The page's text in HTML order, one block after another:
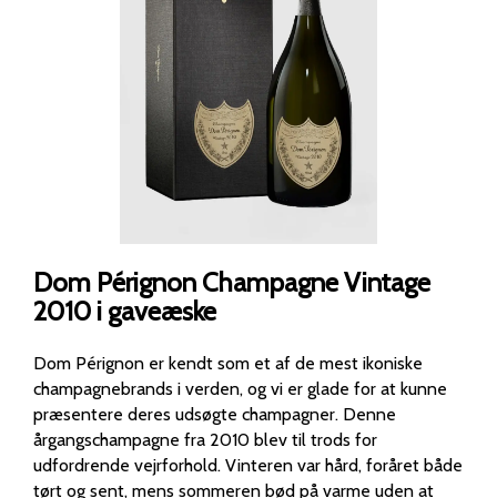
Dom Pérignon Champagne Vintage
2010 i gaveæske
Dom Pérignon er kendt som et af de mest ikoniske
champagnebrands i verden, og vi er glade for at kunne
præsentere deres udsøgte champagner. Denne
årgangschampagne fra 2010 blev til trods for
udfordrende vejrforhold. Vinteren var hård, foråret både
tørt og sent, mens sommeren bød på varme uden at